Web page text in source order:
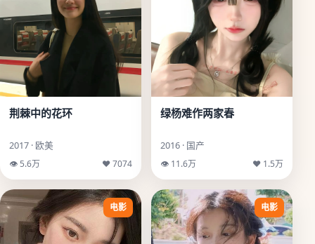
荆棘中的花环
2017 · 欧美
👁 5.6万 ♥ 7074
绿杨难作两家春
2016 · 国产
👁 11.6万 ♥ 1.5万
电影 电影